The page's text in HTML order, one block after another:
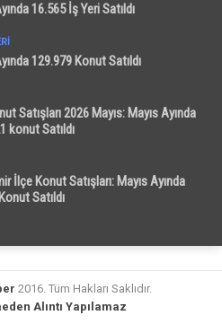
16.565 İş Yeri Satıldı
129.979 Konut Satıldı
Satışları 2026 Mayıs: Mayıs Ayında
konut Satıldı
İlçe Konut Satışları: Mayıs Ayında
Satıldı
2016. Tüm Hakları Saklıdır.
Alıntı Yapılamaz